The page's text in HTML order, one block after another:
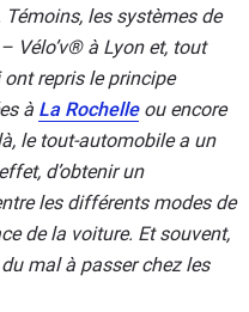
les systèmes de
Vélo’v® à Lyon et, tout
repris le principe
à La Rochelleou encore
le tout-automobile a un
d’obtenir un
les différents modes de
de la voiture. Et souvent,
mal à passer chez les